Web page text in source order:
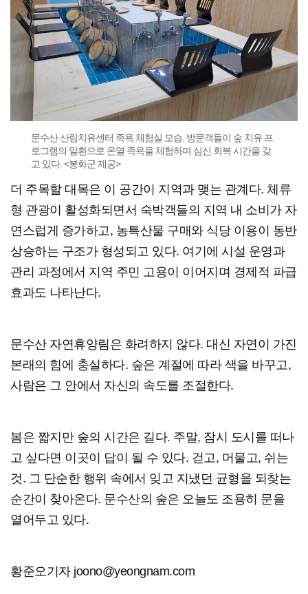
문수산 산림치유센터 족욕 체험실 모습. 방문객들이 숲 치유 프
로그램의 일환으로 온열 족욕을 체험하며 심신 회복 시간을 갖
고 있다. <봉화군 제공>
더 주목할 대목은 이 공간이 지역과 맺는 관계다. 체류
형 관광이 활성화되면서 숙박객들의 지역 내 소비가 자
연스럽게 증가하고, 농특산물 구매와 식당 이용이 동반
상승하는 구조가 형성되고 있다. 여기에 시설 운영과
관리 과정에서 지역 주민 고용이 이어지며 경제적 파급
효과도 나타난다.
문수산 자연휴양림은 화려하지 않다. 대신 자연이 가진
본래의 힘에 충실하다. 숲은 계절에 따라 색을 바꾸고,
사람은 그 안에서 자신의 속도를 조절한다.
봄은 짧지만 숲의 시간은 길다. 주말, 잠시 도시를 떠나
고 싶다면 이곳이 답이 될 수 있다. 걷고, 머물고, 쉬는
것. 그 단순한 행위 속에서 잊고 지냈던 균형을 되찾는
순간이 찾아온다. 문수산의 숲은 오늘도 조용히 문을
열어두고 있다.
황준오기자 joono@yeongnam.com